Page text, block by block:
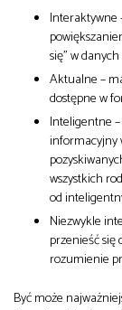
Interaktywne
się” w
Aktualne –
dostępne w
Inteligentne
informacyjny
wszystkich
od
Niezwykle
przenieść się
rozumienie
Być może